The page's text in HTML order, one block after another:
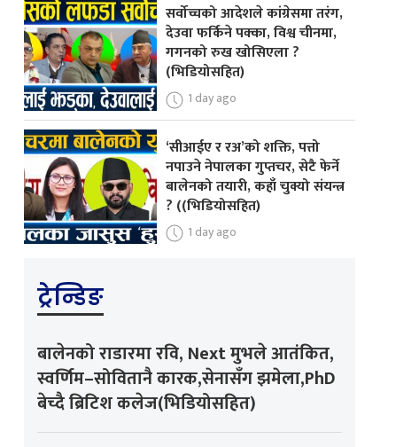
सर्वोच्चको आदेशले कांग्रेसमा तरंग,
देउवा फर्किने पक्का, विश्व चीनमा,
गगनको रुख खोसिएला ?
(भिडियोसहित)
1 day ago
‘सीआईए र रअ’को शक्ति, पत्तो
नपाउने नेपालका गुप्तचर, सेटै फेर्ने
बालेनको तयारी, कहाँ चुक्यो संयन्त्र
? ((भिडियोसहित)
1 day ago
ट्रेन्डिङ
बालेनको राडारमा रवि, Next मुभले आतंकित,
स्वर्णिम–सोवितानै कारक,सेनासँग झमेला,PhD
बेच्दै ब्रिटिश कलेज(भिडियोसहित)